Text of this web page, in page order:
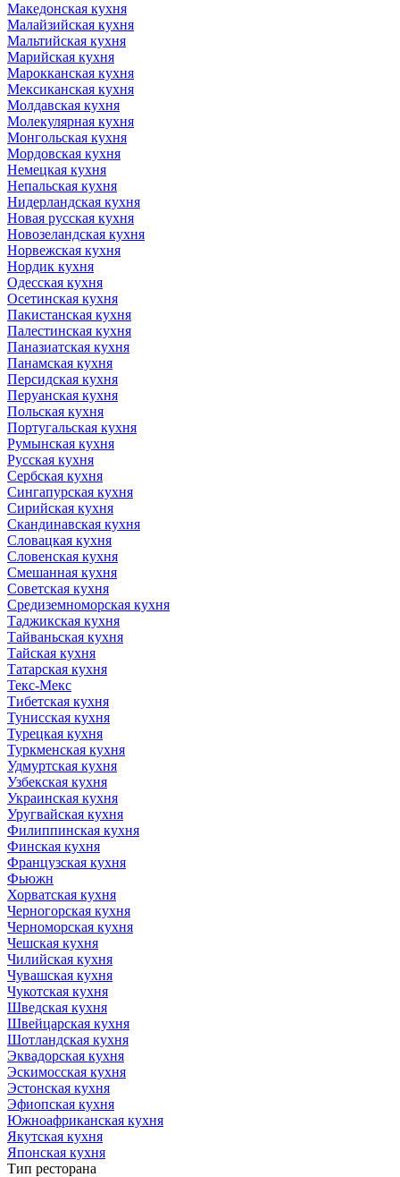
Македонская кухня
Малайзийская кухня
Мальтийская кухня
Марийская кухня
Марокканская кухня
Мексиканская кухня
Молдавская кухня
Молекулярная кухня
Монгольская кухня
Мордовская кухня
Немецкая кухня
Непальская кухня
Нидерландская кухня
Новая русская кухня
Новозеландская кухня
Норвежская кухня
Нордик кухня
Одесская кухня
Осетинская кухня
Пакистанская кухня
Палестинская кухня
Паназиатская кухня
Панамская кухня
Персидская кухня
Перуанская кухня
Польская кухня
Португальская кухня
Румынская кухня
Русская кухня
Сербская кухня
Сингапурская кухня
Сирийская кухня
Скандинавская кухня
Словацкая кухня
Словенская кухня
Смешанная кухня
Советская кухня
Средиземноморская кухня
Таджикская кухня
Тайваньская кухня
Тайская кухня
Татарская кухня
Текс-Мекс
Тибетская кухня
Тунисская кухня
Турецкая кухня
Туркменская кухня
Удмуртская кухня
Узбекская кухня
Украинская кухня
Уругвайская кухня
Филиппинская кухня
Финская кухня
Французская кухня
Фьюжн
Хорватская кухня
Черногорская кухня
Черноморская кухня
Чешская кухня
Чилийская кухня
Чувашская кухня
Чукотская кухня
Шведская кухня
Швейцарская кухня
Шотландская кухня
Эквадорская кухня
Эскимосская кухня
Эстонская кухня
Эфиопская кухня
Южноафриканская кухня
Якутская кухня
Японская кухня
Тип ресторана